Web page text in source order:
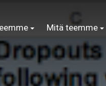
Mitä teemme